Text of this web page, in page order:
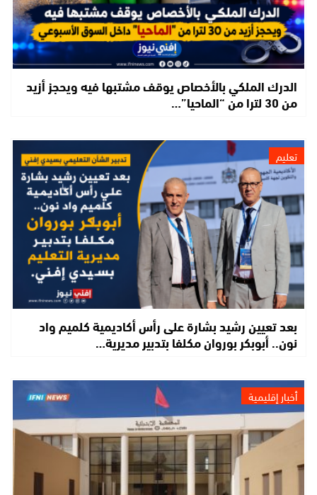
الدرك الملكي بالأخصاص يوقف مشتبها فيه ويحجز أزيد
من 30 لترا من “الماحيا”…
تعليم
بعد تعيين رشيد بشارة على رأس أكاديمية كلميم واد
نون.. أبوبكر بوروان مكلفا بتدبير مديرية…
أخبار إقليمية